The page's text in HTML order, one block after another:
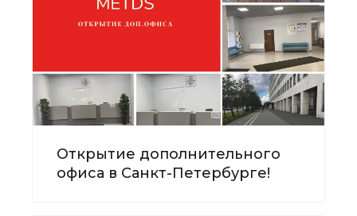
Открытие дополнительного
офиса в Санкт-Петербурге!